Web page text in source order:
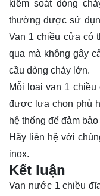
kiểm soát dòng
thường được sử
Van 1 chiều cửa có
qua mà không gây
cầu dòng chảy lớn.
Mỗi loại van 1
được lựa chọn phù
hệ thống để đảm
Hãy liên hệvới
inox.
Kết luận
Van nước 1 chiều